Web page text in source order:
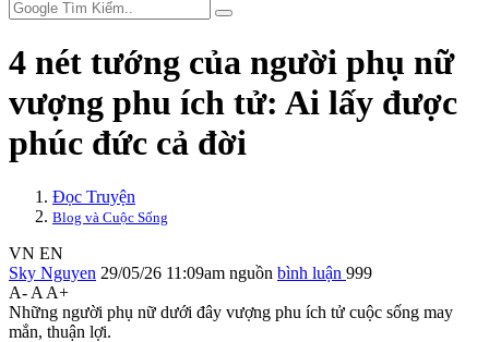
4 nét tướng của người phụ nữ
vượng phu ích tử: Ai lấy được
phúc đức cả đời
Đọc Truyện
Blog và Cuộc Sống
VN EN
Sky Nguyen 29/05/26 11:09am nguồn bình luận 999
A- A A+
Những người phụ nữ dưới đây vượng phu ích tử cuộc sống may
mắn, thuận lợi.